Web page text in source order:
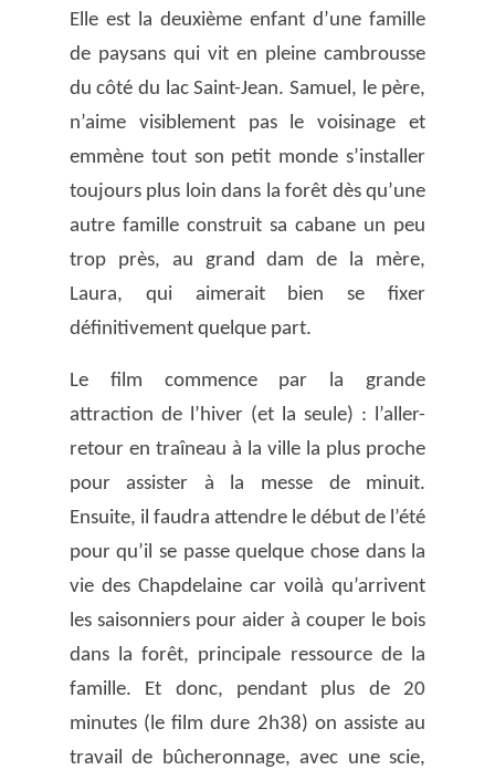
Elle est la deuxième enfant d’une famille
de paysans qui vit en pleine cambrousse
du côté du lac Saint-Jean. Samuel, le père,
n’aime visiblement pas le voisinage et
emmène tout son petit monde s’installer
toujours plus loin dans la forêt dès qu’une
autre famille construit sa cabane un peu
trop près, au grand dam de la mère,
Laura, qui aimerait bien se fixer
définitivement quelque part.
Le film commence par la grande
attraction de l’hiver (et la seule) : l’aller-
retour en traîneau à la ville la plus proche
pour assister à la messe de minuit.
Ensuite, il faudra attendre le début de l’été
pour qu’il se passe quelque chose dans la
vie des Chapdelaine car voilà qu’arrivent
les saisonniers pour aider à couper le bois
dans la forêt, principale ressource de la
famille. Et donc, pendant plus de 20
minutes (le film dure 2h38) on assiste au
travail de bûcheronnage, avec une scie,